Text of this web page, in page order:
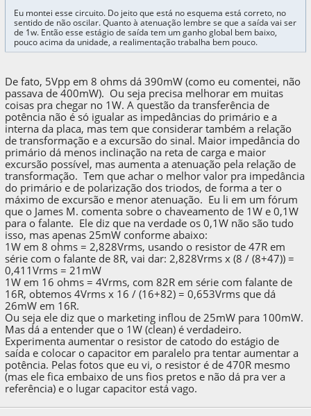
Eu montei esse circuito. Do jeito que está no esquema está correto, no
sentido de não oscilar. Quanto à atenuação lembre se que a saída vai ser
de 1w. Então esse estágio de saída tem um ganho global bem baixo,
pouco acima da unidade, a realimentação trabalha bem pouco.
De fato, 5Vpp em 8 ohms dá 390mW (como eu comentei, não
passava de 400mW). Ou seja precisa melhorar em muitas
coisas pra chegar no 1W. A questão da transferência de
potência não é só igualar as impedâncias do primário e a
interna da placa, mas tem que considerar também a relação
de transformação e a excursão do sinal. Maior impedância do
primário dá menos inclinação na reta de carga e maior
excursão possível, mas aumenta a atenuação pela relação de
transformação. Tem que achar o melhor valor pra impedância
do primário e de polarização dos triodos, de forma a ter o
máximo de excursão e menor atenuação. Eu li em um fórum
que o James M. comenta sobre o chaveamento de 1W e 0,1W
para o falante. Ele diz que na verdade os 0,1W não são tudo
isso, mas apenas 25mW conforme abaixo:
1W em 8 ohms = 2,828Vrms, usando o resistor de 47R em
série com o falante de 8R, vai dar: 2,828Vrms x (8 / (8+47)) =
0,411Vrms = 21mW
1W em 16 ohms = 4Vrms, com 82R em série com falante de
16R, obtemos 4Vrms x 16 / (16+82) = 0,653Vrms que dá
26mW em 16R.
Ou seja ele diz que o marketing inflou de 25mW para 100mW.
Mas dá a entender que o 1W (clean) é verdadeiro.
Experimenta aumentar o resistor de catodo do estágio de
saída e colocar o capacitor em paralelo pra tentar aumentar a
potência. Pelas fotos que eu vi, o resistor é de 470R mesmo
(mas ele fica embaixo de uns fios pretos e não dá pra ver a
referência) e o lugar capacitor está vago.